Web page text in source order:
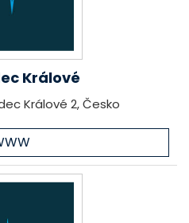
Králové
Králové 2, Česko